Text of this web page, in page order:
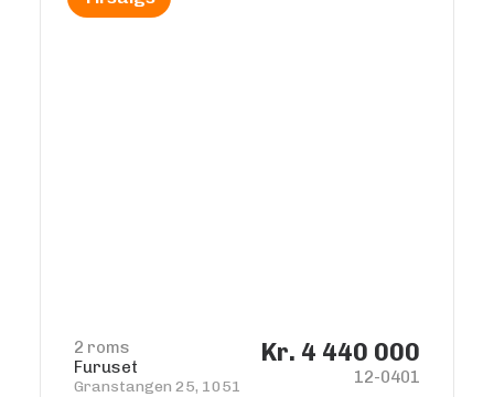
2 roms
Furuset
Granstangen 25, 1051
Kr. 4 440 000
12-0401